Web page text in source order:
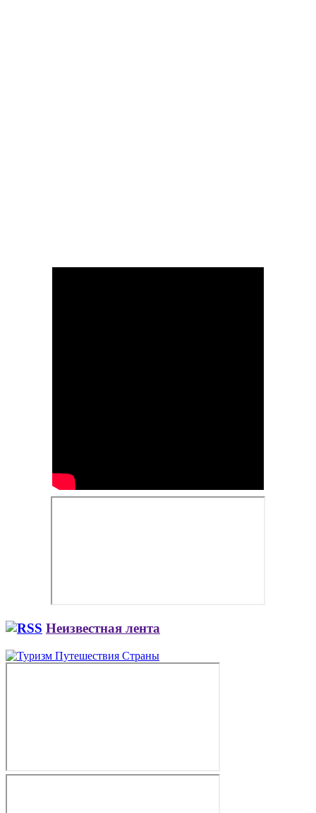
Неизвестная лента